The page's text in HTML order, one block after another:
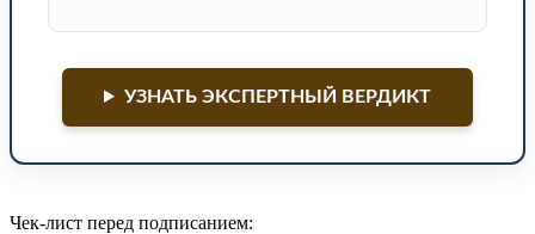
УЗНАТЬ ЭКСПЕРТНЫЙ ВЕРДИКТ
Чек-лист перед подписанием: